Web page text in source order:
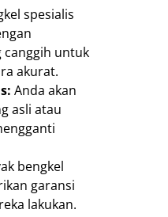
spesialis
canggih untuk
akurat.
Anda akan
asli atau
bengkel
garansi
lakukan.